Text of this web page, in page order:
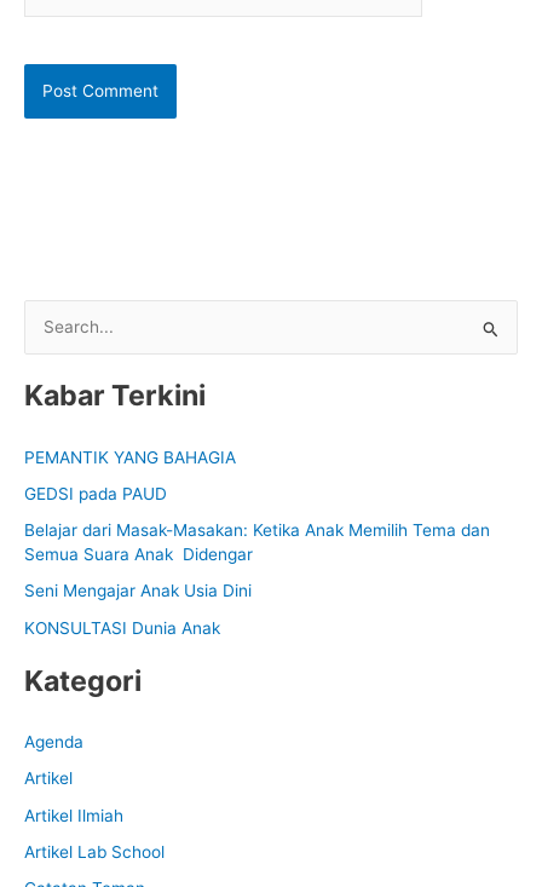
a
c
h
f
o
r
:
Kabar Terkini
PEMANTIK YANG BAHAGIA
GEDSI pada PAUD
Belajar dari Masak-Masakan: Ketika Anak Memilih Tema dan
Semua Suara Anak Didengar
Seni Mengajar Anak Usia Dini
KONSULTASI Dunia Anak
Kategori
Agenda
Artikel
Artikel Ilmiah
Artikel Lab School